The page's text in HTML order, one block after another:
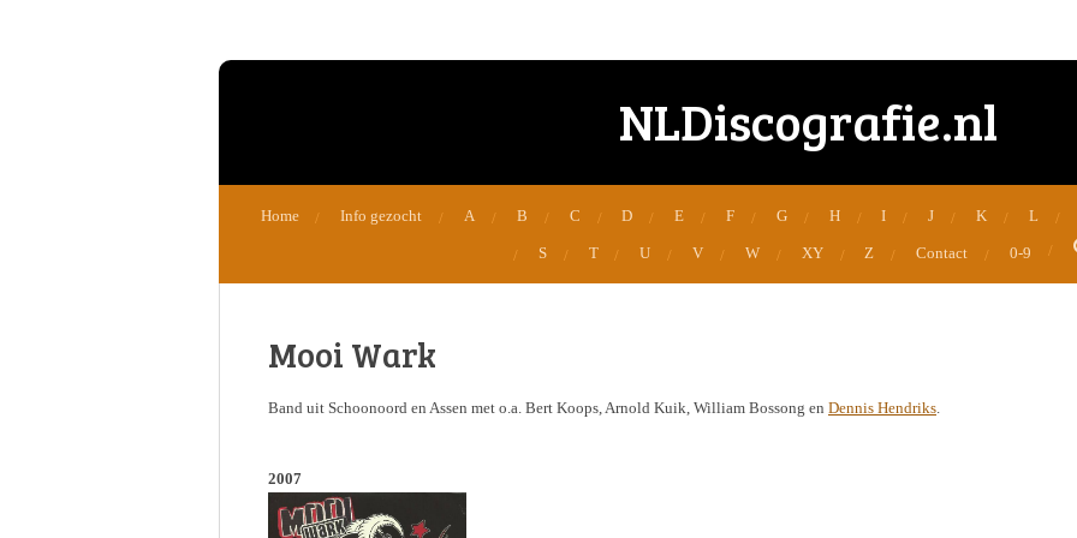
NLDiscografie.nl
Home Info gezocht A B C D E F G H I J K L
S T U V W XY Z Contact 0-9
Mooi Wark
Band uit Schoonoord en Assen met o.a. Bert Koops, Arnold Kuik, William Bossong en Dennis Hendriks.
2007